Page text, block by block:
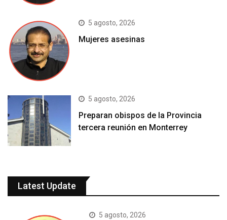
5 agosto, 2026
Mujeres asesinas
5 agosto, 2026
Preparan obispos de la Provincia
tercera reunión en Monterrey
Latest Update
5 agosto, 2026